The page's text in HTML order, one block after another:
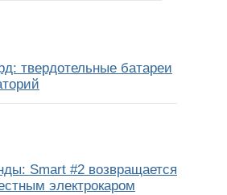
твердотельные батареи
Smart #2 возвращается
электрокаром